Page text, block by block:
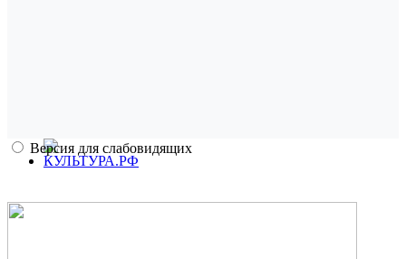
Версия для слабовидящих